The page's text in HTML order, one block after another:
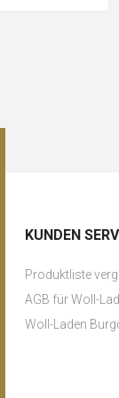
KUNDEN
Produktliste
AGB für Woll-
Woll-Laden